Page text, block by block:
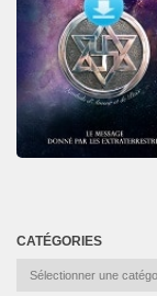
CATÉGORIES
Catégories